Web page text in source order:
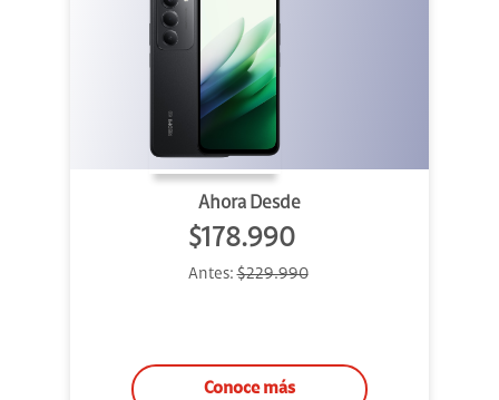
Ahora Desde
$178.990
Antes:$229.990
Conoce más